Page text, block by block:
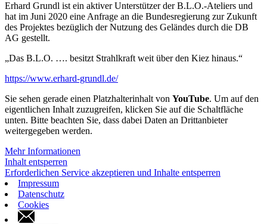
Erhard Grundl ist ein aktiver Unterstützer der B.L.O.-Ateliers und
hat im Juni 2020 eine Anfrage an die Bundesregierung zur Zukunft
des Projektes bezüglich der Nutzung des Geländes durch die DB
AG gestellt.
„Das B.L.O. …. besitzt Strahlkraft weit über den Kiez hinaus.“
https://www.erhard-grundl.de/
Sie sehen gerade einen Platzhalterinhalt von YouTube. Um auf den
eigentlichen Inhalt zuzugreifen, klicken Sie auf die Schaltfläche
unten. Bitte beachten Sie, dass dabei Daten an Drittanbieter
weitergegeben werden.
Mehr Informationen
Inhalt entsperren
Erforderlichen Service akzeptieren und Inhalte entsperren
Impressum
Datenschutz
Cookies
Kontaktformular